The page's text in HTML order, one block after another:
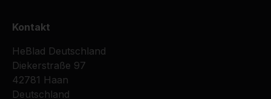
Kontakt
HeBlad Deutschland
Diekerstraße 97
42781 Haan
Deutschland